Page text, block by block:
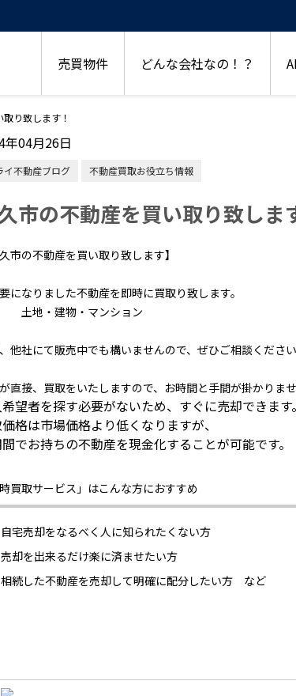
売買物件 どんな会社なの！？
り致します！
年04月26日
イ不動産ブログ 不動産買取お役立ち情報
市の不動産を買い取り致しま
久市の不動産を買い取り致します】
になりました不動産を即時に買取り致します。
・建物・マンション
他社にて販売中でも構いませんので、ぜひご相談ください
直接、買取をいたしますので、お時間と手間が掛かりませ
望者を探す必要がないため、すぐに売却できます。
格は市場価格より低くなりますが、
でお持ちの不動産を現金化することが可能です。
時買取サービス」はこんな方におすすめ
自宅売却をなるべく人に知られたくない方
売却を出来るだけ楽に済ませたい方
相続した不動産を売却して明確に配分したい方 など